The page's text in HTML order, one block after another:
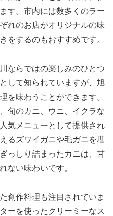
す。市内には数多くのラー
れのお店がオリジナルの味
をするのもおすすめです。
ならではの楽しみのひとつ
して知られていますが、旭
を味わうことができます。
旬のカニ、ウニ、イクラな
気メニューとして提供され
るズワイガニや毛ガニを堪
っしり詰まったカニは、甘
ない味わいです。
創作料理も注目されていま
ーを使ったクリーミーなス